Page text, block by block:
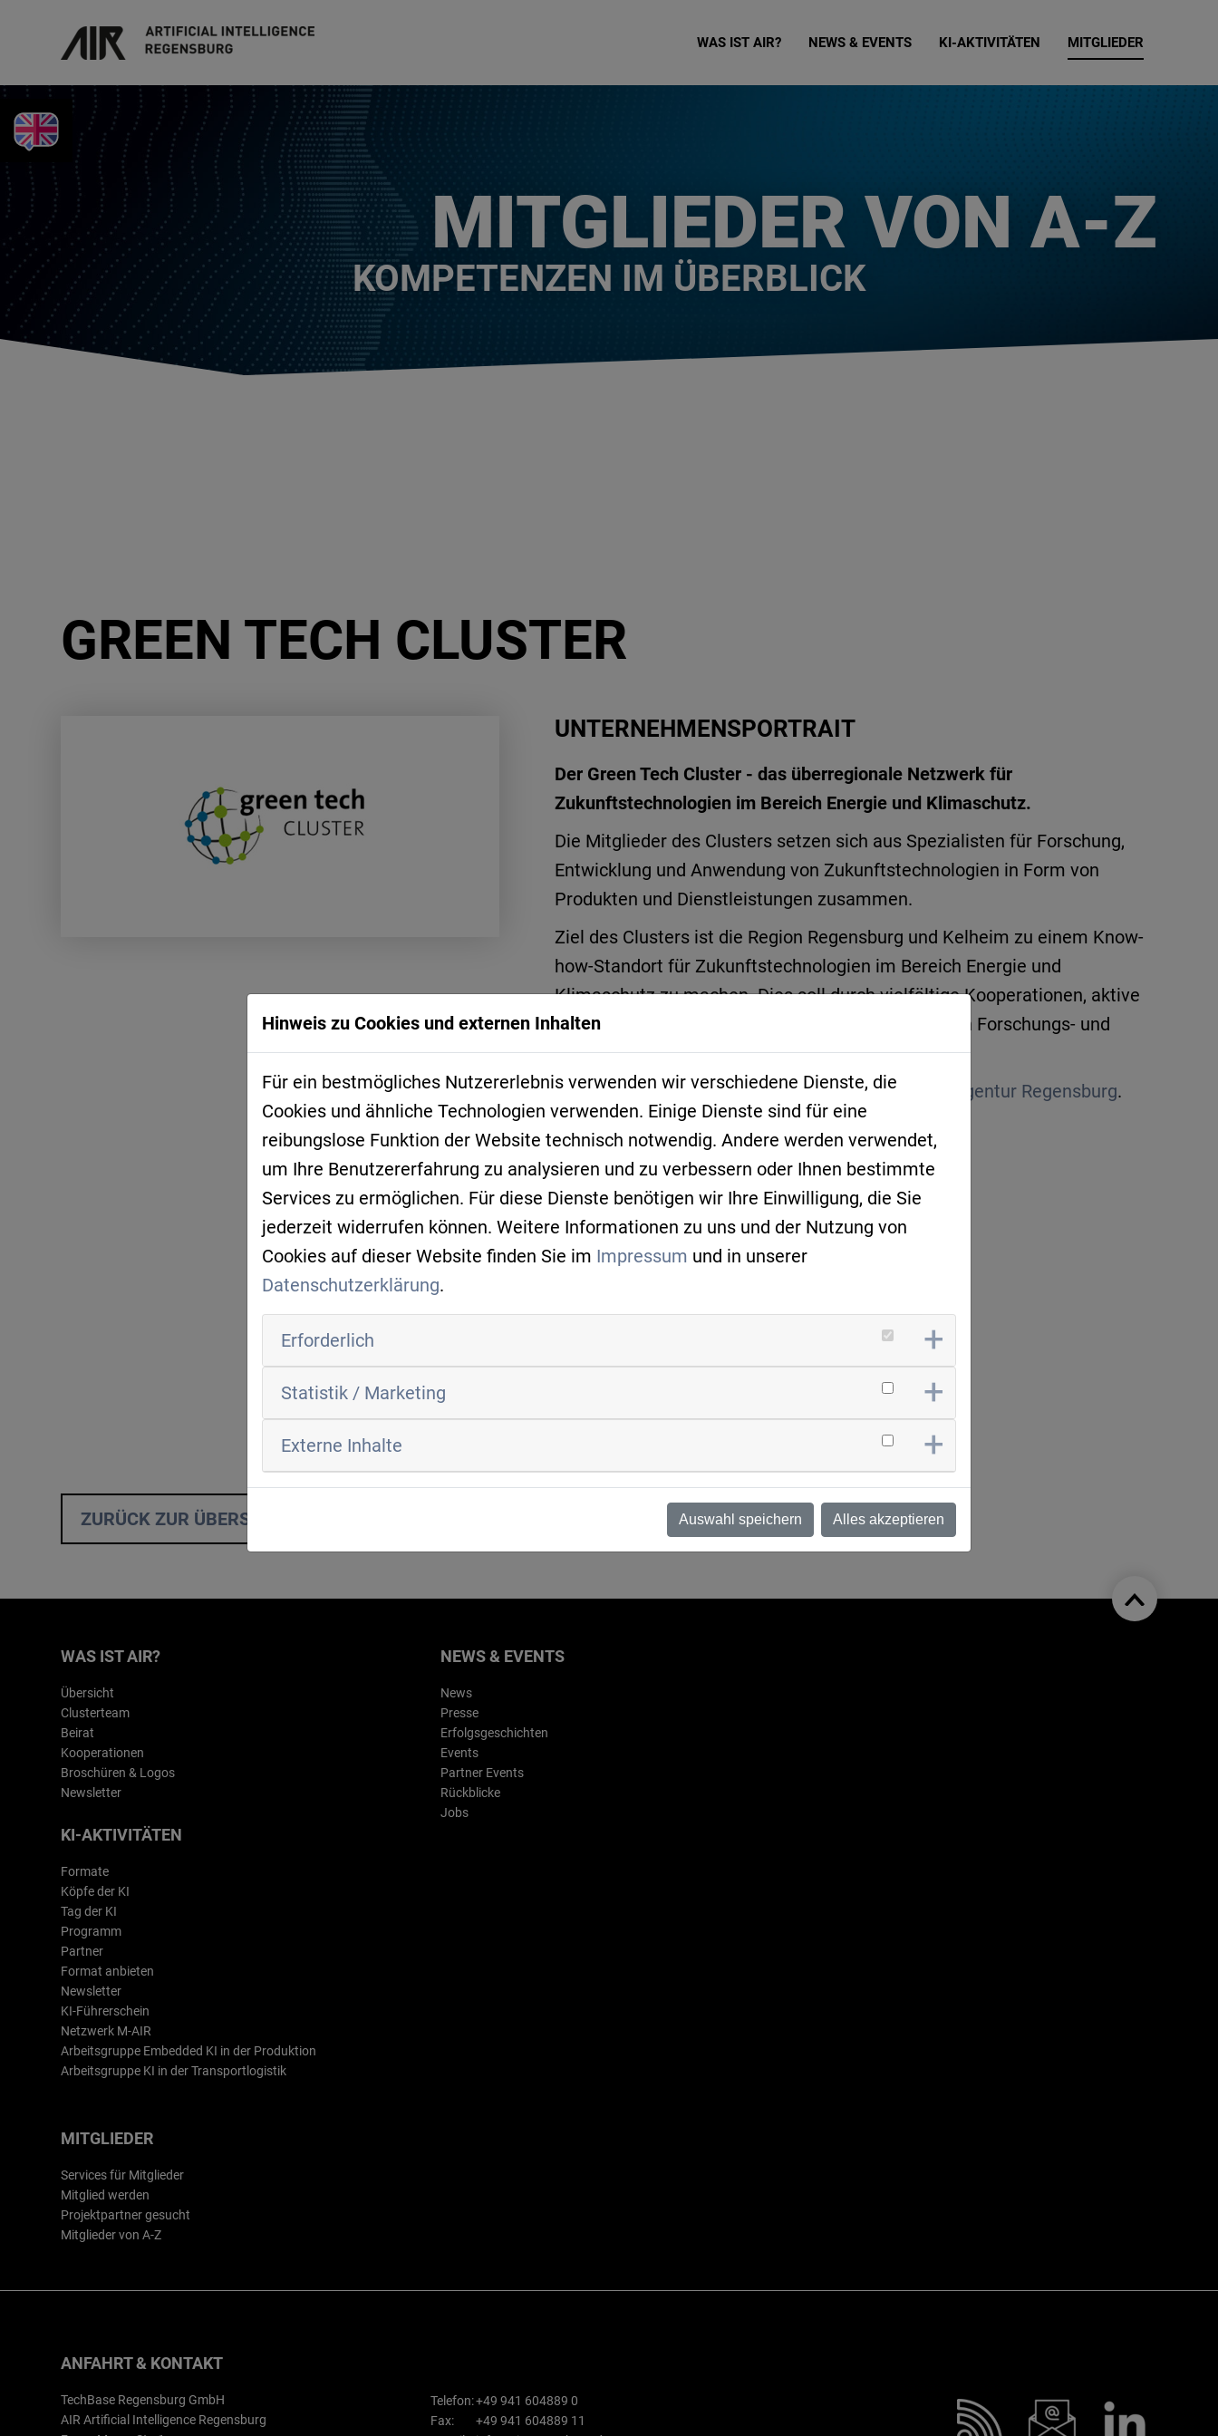
WAS IST AIR? NEWS & EVENTS KI-AKTIVITÄTEN MITGLIEDER
KEYFACTS IN ENGLISH
MITGLIEDER VON A-Z
KOMPETENZEN IM ÜBERBLICK
GREEN TECH CLUSTER
UNTERNEHMENSPORTRAIT
Der Green Tech Cluster - das überregionale Netzwerk für
Zukunftstechnologien im Bereich Energie und Klimaschutz.
Die Mitglieder des Clusters setzen sich aus Spezialisten für Forschung,
Entwicklung und Anwendung von Zukunftstechnologien in Form von
Produkten und Dienstleistungen zusammen.
Ziel des Clusters ist die Region Regensburg und Kelheim zu einem Know-
how-Standort für Zukunftstechnologien im Bereich Energie und
Klimaschutz zu machen. Dies soll durch vielfältige Kooperationen, aktive
Vernetzung sowie Initiierung und Unterstützung von Forschungs- und
Anwendungsprojekten erreicht werden.
Der Green Tech Cluster ist ein Projekt derEnergieagentur Regensburg.
www.greentech-cluster.de
Anschrift
Rudolf-Vogt-Str. 18
ZURÜCK ZUR ÜBERSICHT
WAS IST AIR?
Übersicht
Clusterteam
Beirat
Kooperationen
Broschüren & Logos
Newsletter
NEWS & EVENTS
News
Presse
Erfolgsgeschichten
Events
Partner Events
Rückblicke
Jobs
KI-AKTIVITÄTEN
Formate
Köpfe der KI
Tag der KI
Programm
Partner
Format anbieten
Newsletter
KI-Führerschein
Netzwerk M-AIR
Arbeitsgruppe Embedded KI in der Produktion
Arbeitsgruppe KI in der Transportlogistik
MITGLIEDER
Services für Mitglieder
Mitglied werden
Projektpartner gesucht
Mitglieder von A-Z
ANFAHRT & KONTAKT
TechBase Regensburg GmbH
AIR Artificial Intelligence Regensburg
Telefon:
Fax:
+49 941 604889 0
+49 941 604889 11
Hinweis zu Cookies und externen Inhalten
Für ein bestmögliches Nutzererlebnis verwenden wir verschiedene Dienste, die
Cookies und ähnliche Technologien verwenden. Einige Dienste sind für eine
reibungslose Funktion der Website technisch notwendig. Andere werden verwendet,
um Ihre Benutzererfahrung zu analysieren und zu verbessern oder Ihnen bestimmte
Services zu ermöglichen. Für diese Dienste benötigen wir Ihre Einwilligung, die Sie
jederzeit widerrufen können. Weitere Informationen zu uns und der Nutzung von
Cookies auf dieser Website finden Sie im Impressum und in unserer
Datenschutzerklärung.
Erforderlich
Statistik / Marketing
Externe Inhalte
Auswahl speichern Alles akzeptieren